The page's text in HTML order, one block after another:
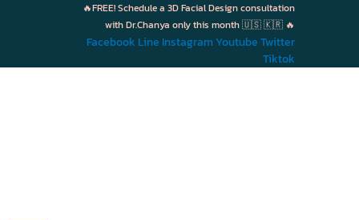
🔥FREE! Schedule a 3D Facial Design consultation
with Dr.Chanya only this month 🇺🇸 🇰🇷 🔥
Facebook Line Instagram Youtube Twitter
Tiktok